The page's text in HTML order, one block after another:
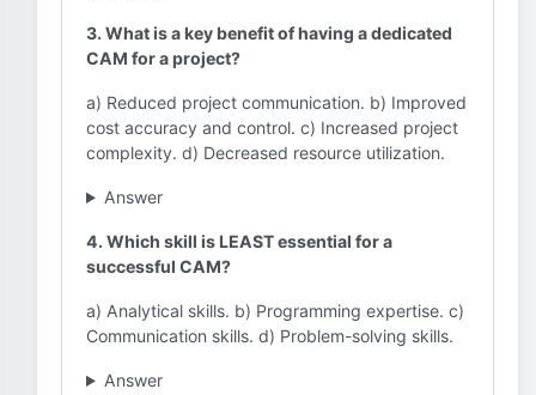
3. What is a key benefit of having a dedicated
CAM for a project?
a) Reduced project communication. b) Improved
cost accuracy and control. c) Increased project
complexity. d) Decreased resource utilization.
Answer
4. Which skill is LEAST essential for a
successful CAM?
a) Analytical skills. b) Programming expertise. c)
Communication skills. d) Problem-solving skills.
Answer